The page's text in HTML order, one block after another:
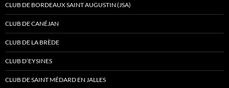
CLUB DE BORDEAUX SAINT AUGUSTIN (JSA)
CLUB DE CANÉJAN
CLUB DE LA BRÈDE
CLUB D’EYSINES
CLUB DE SAINT MÉDARD EN JALLES